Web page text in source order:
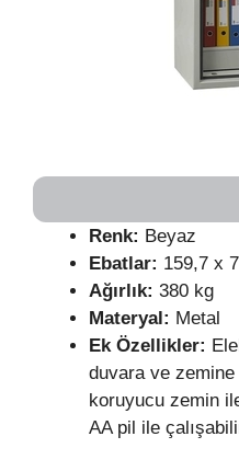
Renk: Beyaz
Ebatlar: 159,7 x
Ağırlık: 380 kg
Materyal: Metal
Ek Özellikler:
duvara ve zemine
koruyucu zemin
AA pil ile